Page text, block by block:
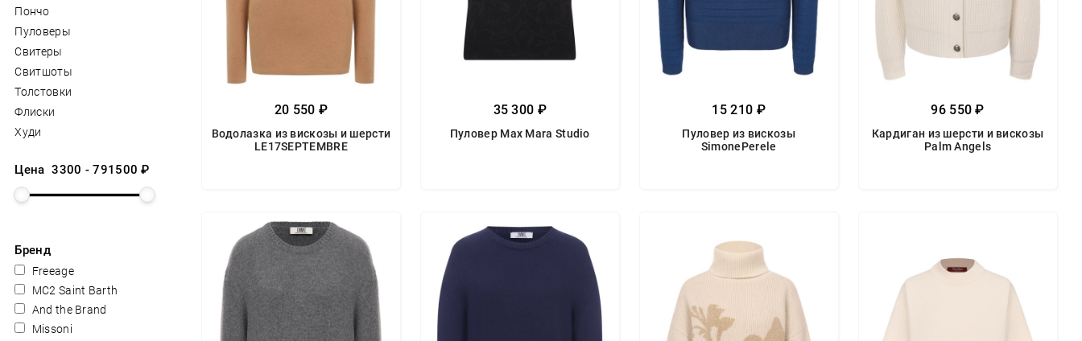
Пончо
Пуловеры
Свитеры
Свитшоты
Толстовки
Флиски
Худи
Цена3300 -791500 ₽
Бренд
Freeage
MC2 Saint Barth
And the Brand
Missoni
20 550 ₽
Водолазка из вискозы и шерсти
LE17SEPTEMBRE
35 300 ₽
Пуловер Max Mara Studio
15 210 ₽
Пуловер из вискозы
SimonePerele
96 550 ₽
Кардиган из шерсти и вискозы
Palm Angels